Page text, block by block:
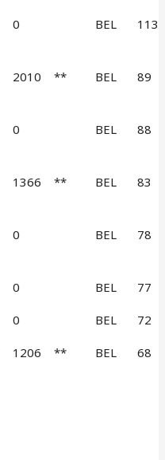
0 BEL 113
2010 ** BEL 89
0 BEL 88
1366 ** BEL 83
0 BEL 78
0 BEL 77
0 BEL 72
1206 ** BEL 68